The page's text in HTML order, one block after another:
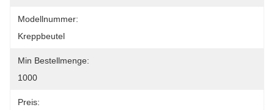
Modellnummer:
Kreppbeutel
Min Bestellmenge:
1000
Preis: